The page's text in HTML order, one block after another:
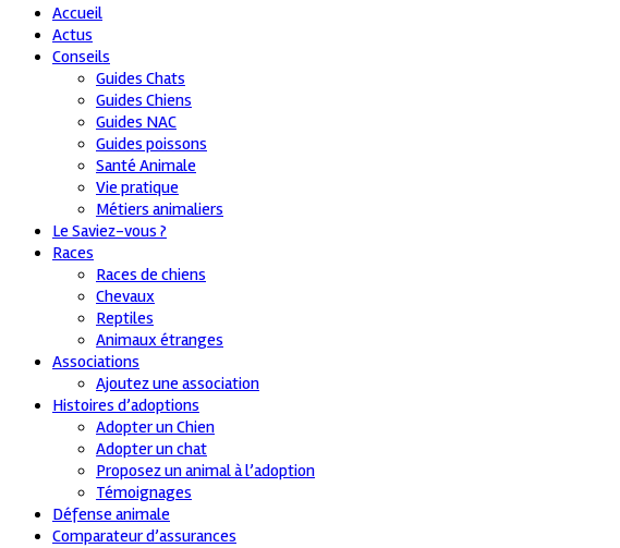
Accueil
Actus
Conseils
Guides Chats
Guides Chiens
Guides NAC
Guides poissons
Santé Animale
Vie pratique
Métiers animaliers
Le Saviez-vous ?
Races
Races de chiens
Chevaux
Reptiles
Animaux étranges
Associations
Ajoutez une association
Histoires d’adoptions
Adopter un Chien
Adopter un chat
Proposez un animal à l’adoption
Témoignages
Défense animale
Comparateur d’assurances